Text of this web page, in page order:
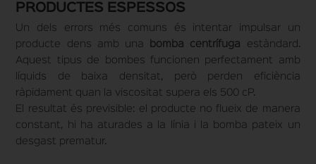
PRODUCTES ESPESSOS
Un dels errors més comuns és intentar impulsar un
producte dens amb una
bomba centrífuga
estàndard.
Aquest tipus de bombes funcionen perfectament amb
líquids de baixa densitat, però perden eficiència
ràpidament quan la viscositat supera els 500 cP.
El resultat és previsible: el producte no flueix de manera
constant, hi ha aturades a la línia i la bomba pateix un
desgast prematur.